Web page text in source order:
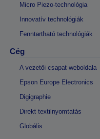
Micro Piezo-technológia
Innovatív technológiák
Fenntartható technológiák
Cég
A vezetői csapat weboldala
Epson Europe Electronics
Digigraphie
Direkt textilnyomtatás
Globális